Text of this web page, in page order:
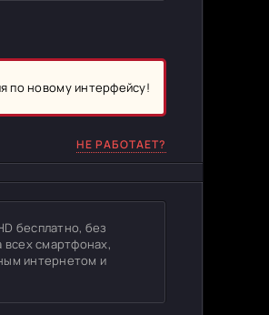
по новому интерфейсу!
НЕ РАБОТАЕТ?
бесплатно, без
всех смартфонах,
интернетом и